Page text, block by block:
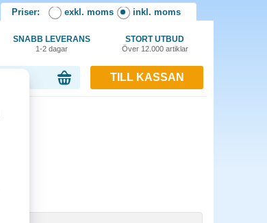
Priser: exkl. moms inkl. moms
SNABB LEVERANS
1-2 dagar
STORT UTBUD
Över 12.000 artiklar
TILL KASSAN